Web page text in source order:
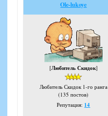
Ole-lukoye
[Любитель Скидок]
Любитель Скидок 1-го ранга
(135 постов)
Репутация: 14